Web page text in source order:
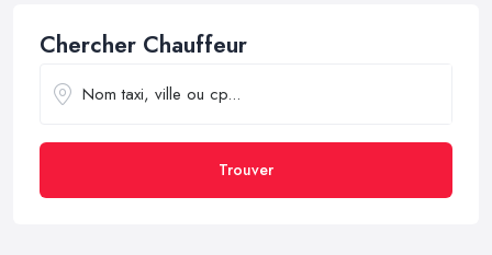
Chercher Chauffeur
Trouver